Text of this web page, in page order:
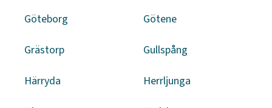
Göteborg Götene
Grästorp Gullspång
Härryda Herrljunga